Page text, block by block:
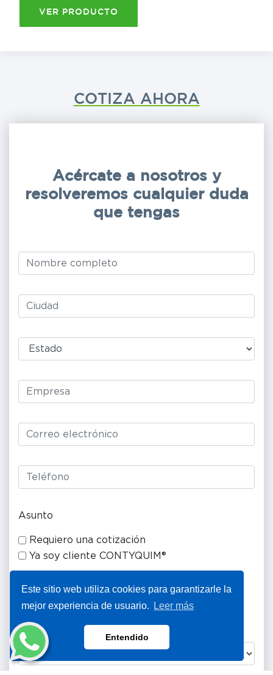
Este sitio web utiliza cookies para garantizarle la
mejor experiencia de usuario.
Leer más
Entendido
VER PRODUCTO
COTIZA AHORA
Acércate a nosotros y
resolveremos cualquier duda
que tengas
this
blank
Asunto
Requiero una cotización
Ya soy cliente CONTYQUIM®
¿Se encuentra en zona industrial?